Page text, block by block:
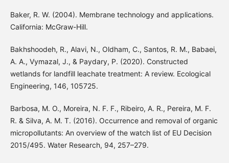
Baker, R. W. (2004). Membrane technology and applications.
California: McGraw-Hill.
Bakhshoodeh, R., Alavi, N., Oldham, C., Santos, R. M., Babaei,
A. A., Vymazal, J., & Paydary, P. (2020). Constructed
wetlands for landfill leachate treatment: A review. Ecological
Engineering, 146, 105725.
Barbosa, M. O., Moreira, N. F. F., Ribeiro, A. R., Pereira, M. F.
R. & Silva, A. M. T. (2016). Occurrence and removal of organic
micropollutants: An overview of the watch list of EU Decision
2015/495. Water Research, 94, 257–279.